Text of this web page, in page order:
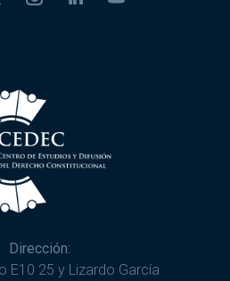
Dirección:
E10 25 y Lizardo García